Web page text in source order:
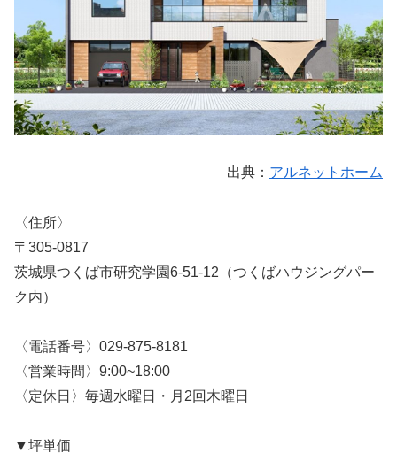
出典： アルネットホーム
〈住所〉
〒305-0817
茨城県つくば市研究学園6-51-12（つくばハウジングパー
ク内）
〈電話番号〉029-875-8181
〈営業時間〉9:00~18:00
〈定休日〉毎週水曜日・月2回木曜日
▼坪単価